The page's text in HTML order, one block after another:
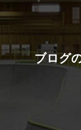
ブログ